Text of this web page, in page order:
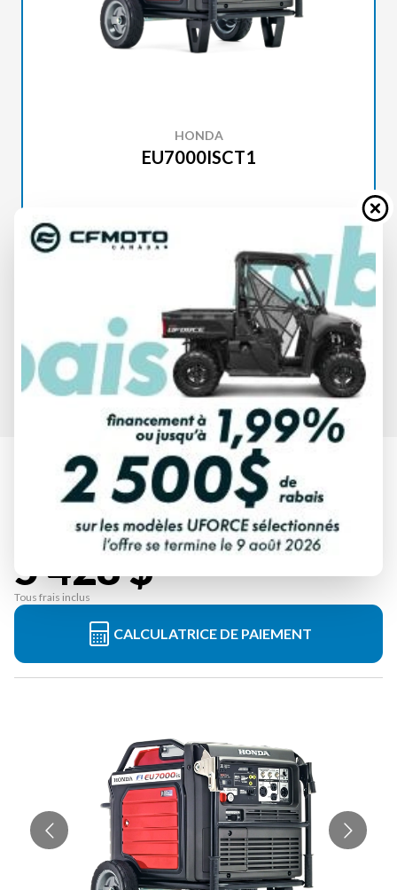
HONDA
EU7000ISCT1
SPÉCIFICATIONS
HONDA
EU7000ISCT1
À partir de
5 428 $
Tous frais inclus
CALCULATRICE DE PAIEMENT